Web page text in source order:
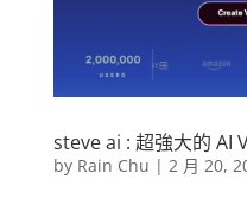
steve ai : 超強大的 AI
by Rain Chu | 2 月 20,